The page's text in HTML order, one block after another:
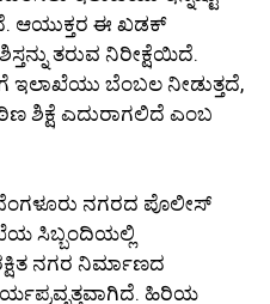
ಆಯುಕ್ತರ ಈ ಖಡಕ್
ತರುವ ನಿರೀಕ್ಷೆಯಿದೆ.
ಇಲಾಖೆಯು ಬೆಂಬಲ ನೀಡುತ್ತದೆ,
ಶಿಕ್ಷೆ ಎದುರಾಗಲಿದೆ ಎಂಬ
ನಗರದ ಪೊಲೀಸ್
ಸಿಬ್ಬಂದಿಯಲ್ಲಿ
ನಗರ ನಿರ್ಮಾಣದ
ಹಿರಿಯ